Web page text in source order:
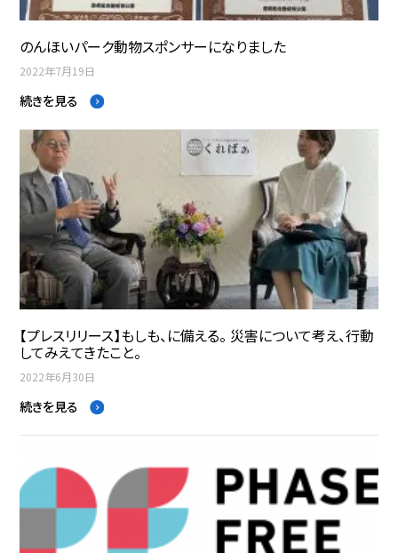
のんほいパーク動物スポンサーになりました
2022年7月19日
続きを見る
【プレスリリース】もしも、に備える。 災害について考え、行動
してみえてきたこと。
2022年6月30日
続きを見る